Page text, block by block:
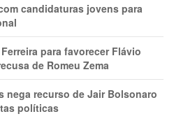
candidaturas jovens para
para favorecer Flávio
de Romeu Zema
nega recurso de Jair Bolsonaro
políticas